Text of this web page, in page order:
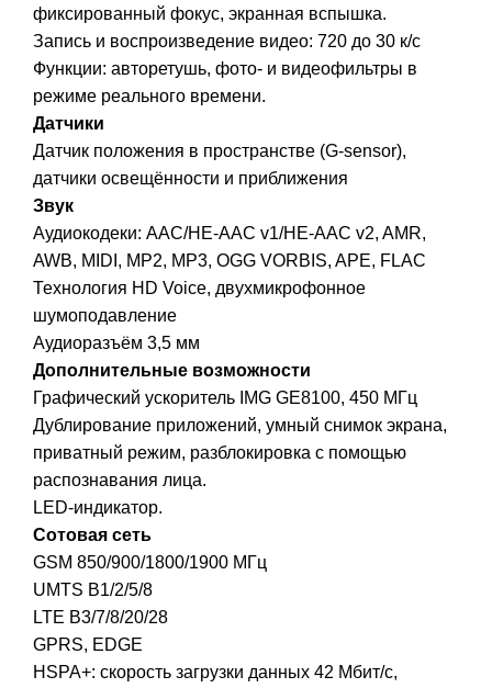
фиксированный фокус, экранная вспышка.
Запись и воспроизведение видео: 720 до 30 к/с
Функции: авторетушь, фото- и видеофильтры в
режиме реального времени.
Датчики
Датчик положения в пространстве (G-sensor),
датчики освещённости и приближения
Звук
Аудиокодеки: AAC/HE-AAC v1/HE-AAC v2, AMR,
AWB, MIDI, MP2, MP3, OGG VORBIS, APE, FLAC
Технология HD Voice, двухмикрофонное
шумоподавление
Аудиоразъём 3,5 мм
Дополнительные возможности
Графический ускоритель IMG GE8100, 450 МГц
Дублирование приложений, умный снимок экрана,
приватный режим, разблокировка с помощью
распознавания лица.
LED-индикатор.
Сотовая сеть
GSM 850/900/1800/1900 МГц
UMTS B1/2/5/8
LTE B3/7/8/20/28
GPRS, EDGE
HSPA+: скорость загрузки данных 42 Мбит/с,